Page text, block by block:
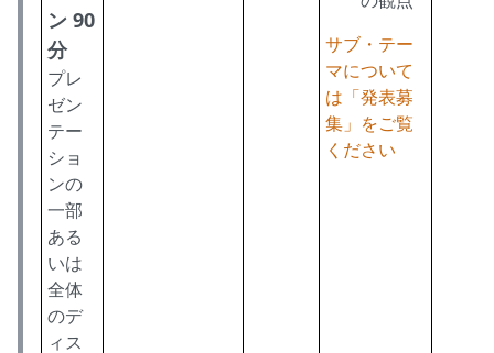
サブ・テー
マについて
は「発表募
集」をご覧
ください
ン 90
分
プレ
ゼン
テー
ショ
ンの
一部
ある
いは
全体
のデ
ィス